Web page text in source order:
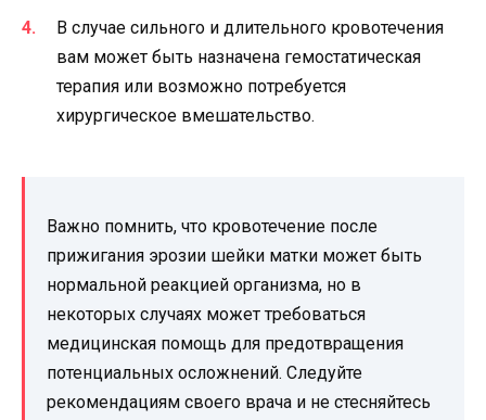
В случае сильного и длительного кровотечения
вам может быть назначена гемостатическая
терапия или возможно потребуется
хирургическое вмешательство.
Важно помнить, что кровотечение после
прижигания эрозии шейки матки может быть
нормальной реакцией организма, но в
некоторых случаях может требоваться
медицинская помощь для предотвращения
потенциальных осложнений. Следуйте
рекомендациям своего врача и не стесняйтесь